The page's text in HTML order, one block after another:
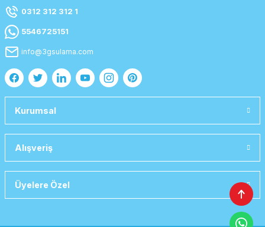
0312 312 312 1
5546725151
info@3gsulama.com
Kurumsal
Alışveriş
Üyelere Özel